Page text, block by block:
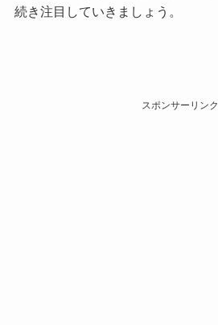
続き注目していきましょう。
スポンサーリンク